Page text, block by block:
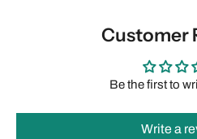
Customer
Be the first to
Write a